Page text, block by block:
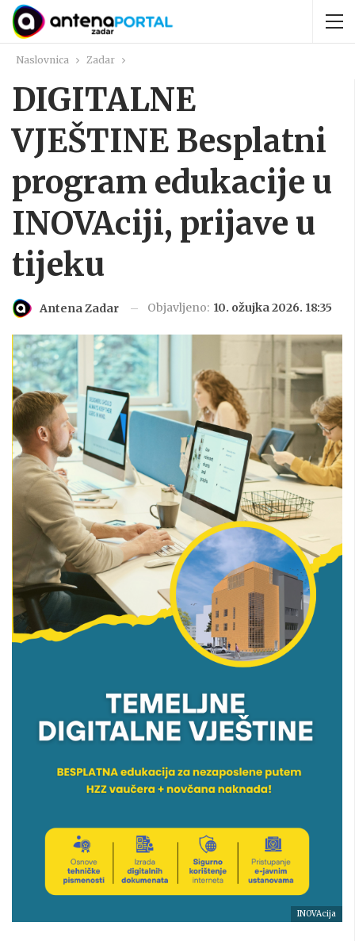
Naslovnica Zadar
DIGITALNE
VJEŠTINE Besplatni
program edukacije u
INOVAciji, prijave u
tijeku
Antena Zadar Objavljeno: 10. ožujka 2026. 18:35
INOVAcija